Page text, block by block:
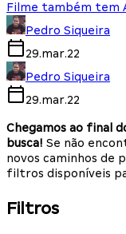
Filme também tem
Pedro Siqueira
29.mar.22
Pedro Siqueira
29.mar.22
Chegamos ao final
busca! Se não
novos caminhos de
filtros disponíveis
Filtros